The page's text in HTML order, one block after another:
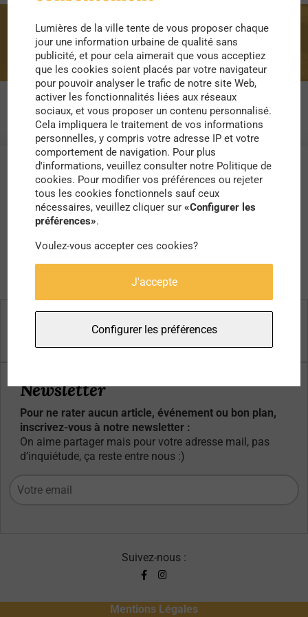
tiers lieu
Newsletter
Pour ne rater aucun article, événement ou bon plan,
inscrivez-vous à notre newsletter :
On aime partager mais pour votre adresse mail, pas
d’inquiétude, ça reste entre nous :)
Suivez-nous :
Mentions Légales
Lumières de la ville tente de vous proposer chaque
jour une information urbaine de qualité sans
publicité, et pour cela aimerait que vous acceptiez
que les cookies soient placés par votre navigateur
pour pouvoir analyser le trafic de notre site Web,
activer les fonctionnalités liées aux réseaux
sociaux, et vous proposer un contenu personnalisé.
Cela impliquera le traitement de vos informations
personnelles, y compris votre adresse IP et votre
comportement de navigation. Pour plus
d'informations, veuillez consulter notre Politique de
cookies. Pour modifier vos préférences ou rejeter
tous les cookies fonctionnels sauf ceux
nécessaires, veuillez cliquer sur«Configurer les
préférences».
Voulez-vous accepter ces cookies?
J'accepte
Configurer les préférences